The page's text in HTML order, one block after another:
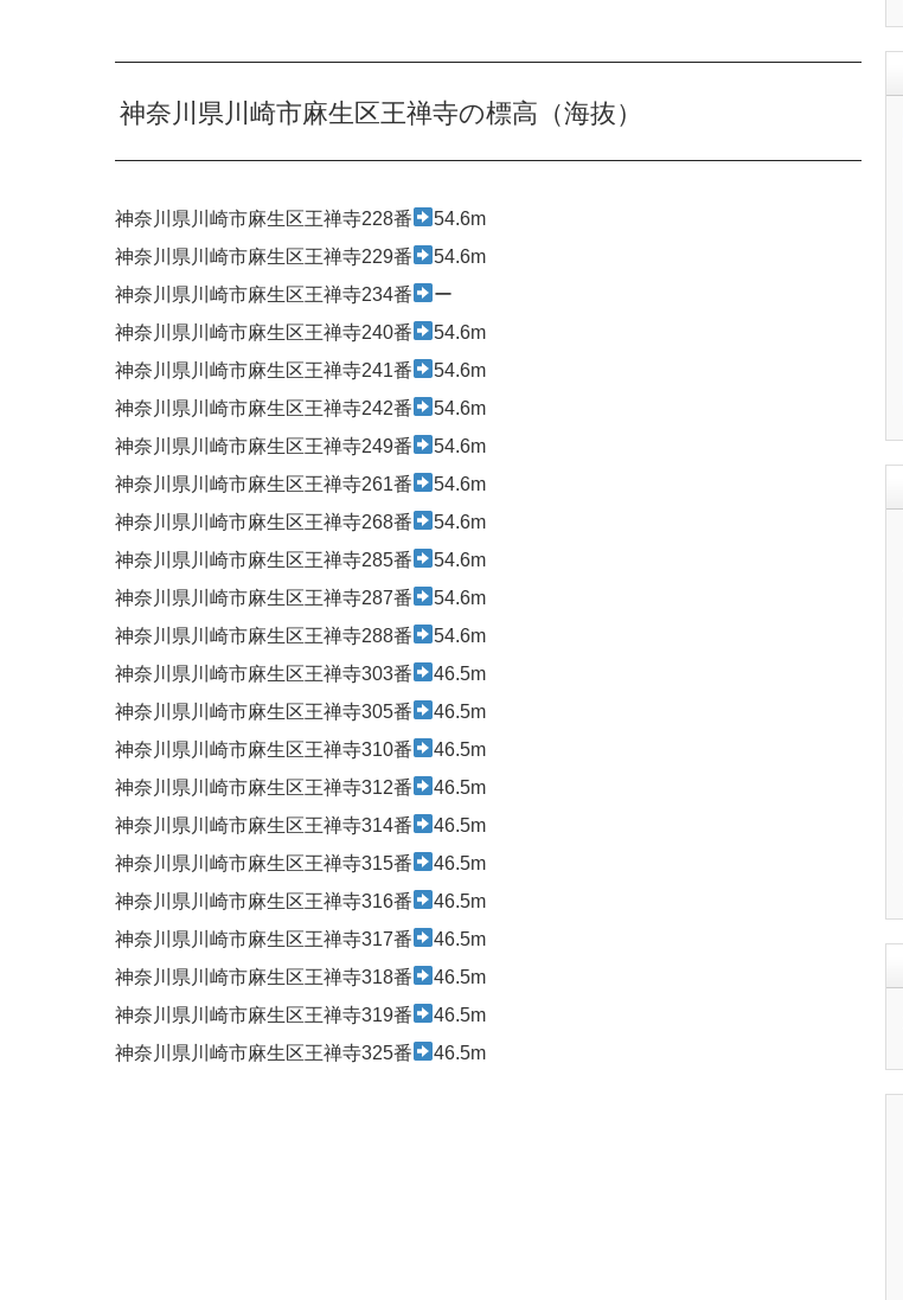
神奈川県川崎市麻生区王禅寺の標高（海抜）
神奈川県川崎市麻生区王禅寺228番
54.6m
神奈川県川崎市麻生区王禅寺229番
54.6m
神奈川県川崎市麻生区王禅寺234番
ー
神奈川県川崎市麻生区王禅寺240番
54.6m
神奈川県川崎市麻生区王禅寺241番
54.6m
神奈川県川崎市麻生区王禅寺242番
54.6m
神奈川県川崎市麻生区王禅寺249番
54.6m
神奈川県川崎市麻生区王禅寺261番
54.6m
神奈川県川崎市麻生区王禅寺268番
54.6m
神奈川県川崎市麻生区王禅寺285番
54.6m
神奈川県川崎市麻生区王禅寺287番
54.6m
神奈川県川崎市麻生区王禅寺288番
54.6m
神奈川県川崎市麻生区王禅寺303番
46.5m
神奈川県川崎市麻生区王禅寺305番
46.5m
神奈川県川崎市麻生区王禅寺310番
46.5m
神奈川県川崎市麻生区王禅寺312番
46.5m
神奈川県川崎市麻生区王禅寺314番
46.5m
神奈川県川崎市麻生区王禅寺315番
46.5m
神奈川県川崎市麻生区王禅寺316番
46.5m
神奈川県川崎市麻生区王禅寺317番
46.5m
神奈川県川崎市麻生区王禅寺318番
46.5m
神奈川県川崎市麻生区王禅寺319番
46.5m
神奈川県川崎市麻生区王禅寺325番
46.5m